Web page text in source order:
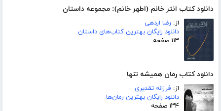
دانلود کتاب انتر خانم (اطهر خانم): مجموعه داستان
از: رضا اردهی
دانلود رایگان بهترین کتاب‌های داستان
۱۱۳ صفحه
دانلود کتاب رمان همیشه تنها
از: فرزانه تقدیری
دانلود رایگان بهترین رمان‌ها
۱۳۴ صفحه